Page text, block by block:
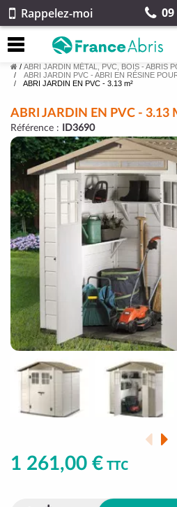
Rappelez-moi 09
/ ABRI JARDIN MÉTAL, PVC, BOIS - ABRIS
ABRI JARDIN PVC - ABRI EN RÉSINE
ABRI JARDIN EN PVC - 3.13 m²
ABRI JARDIN EN PVC - 3.13
Référence : ID3690
1 261,00 € TTC